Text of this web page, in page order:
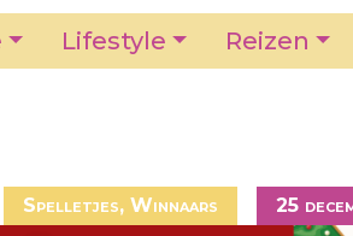
Lifestyle Reizen
Spelletjes, Winnaars 25